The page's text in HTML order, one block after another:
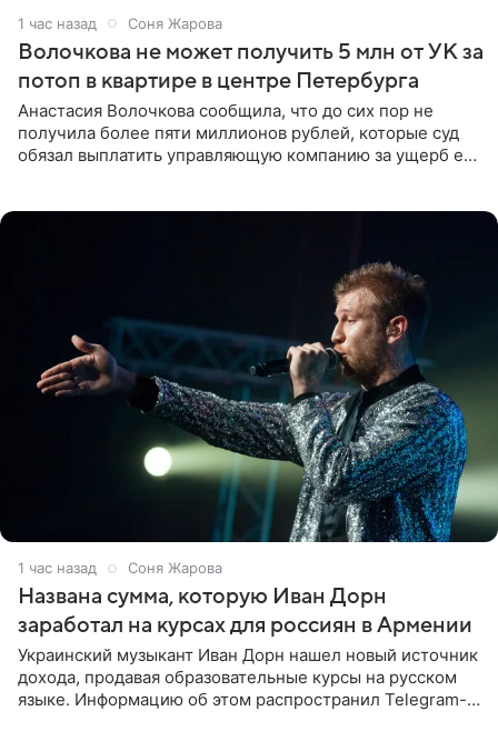
1 час назад Соня Жарова
Волочкова не может получить 5 млн от УК за
потоп в квартире в центре Петербурга
Анастасия Волочкова сообщила, что до сих пор не
получила более пяти миллионов рублей, которые суд
обязал выплатить управляющую компанию за ущерб ее
1 час назад Соня Жарова
Названа сумма, которую Иван Дорн
заработал на курсах для россиян в Армении
Украинский музыкант Иван Дорн нашел новый источник
дохода, продавая образовательные курсы на русском
языке. Информацию об этом распространил Telegram-